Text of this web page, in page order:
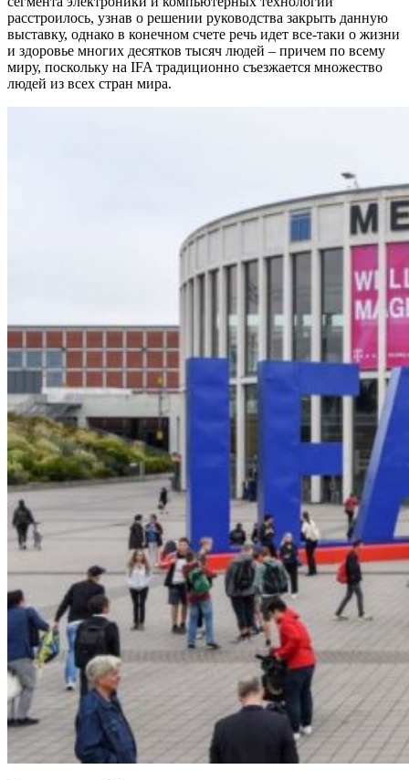
расстроилось, узнав о решении руководства закрыть данную
выставку, однако в конечном счете речь идет все-таки о жизни
и здоровье многих десятков тысяч людей – причем по всему
миру, поскольку на IFA традиционно съезжается множество
людей из всех стран мира.